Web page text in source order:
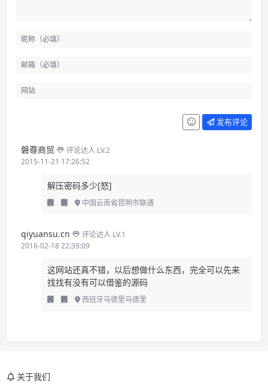
发布评论
磐尊商贸
评论达人 LV.2
2015-11-21 17:26:52
解压密码多少[怒]
中国云南省昆明市联通
qiyuansu.cn
评论达人 LV.1
2016-02-18 22:39:09
这网站还真不错，以后想做什么东西，完全可以先来
找找有没有可以借鉴的源码
西班牙马德里马德里
关于我们